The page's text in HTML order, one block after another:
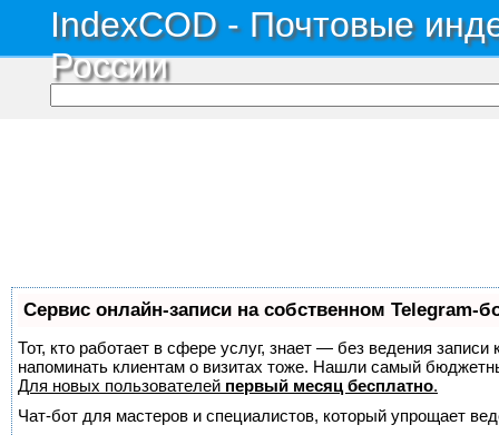
IndexCOD - Почтовые
России
Сервис онлайн-записи на собственном Telegram-
Тот, кто работает в сфере услуг, знает — без ведения
напоминать клиентам о визитах тоже. Нашли самый
Для новых пользователей первый месяц бесплатно.
Чат-бот для мастеров и специалистов, который упрощает